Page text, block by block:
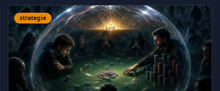
strategie